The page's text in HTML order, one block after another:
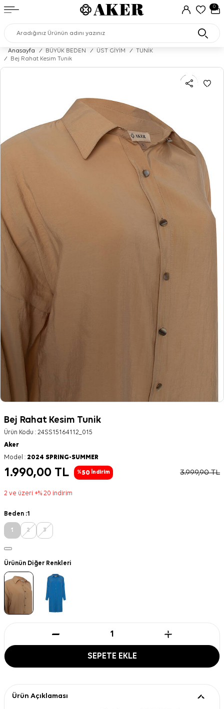
0
Anasayfa / BÜYÜK BEDEN / ÜST GİYİM /
TUNİK
/
Bej Rahat Kesim Tunik
Bej Rahat Kesim Tunik
Ürün Kodu : 24SS15164112_015
Aker
Model : 2024 SPRING-SUMMER
1.990,00 TL %50 İndirim 3.999,90TL
2 ve üzeri +% 20 indirim
Beden :1
1 2 3
Ürünün Diğer Renkleri
SEPETE EKLE
Ürün Açıklaması